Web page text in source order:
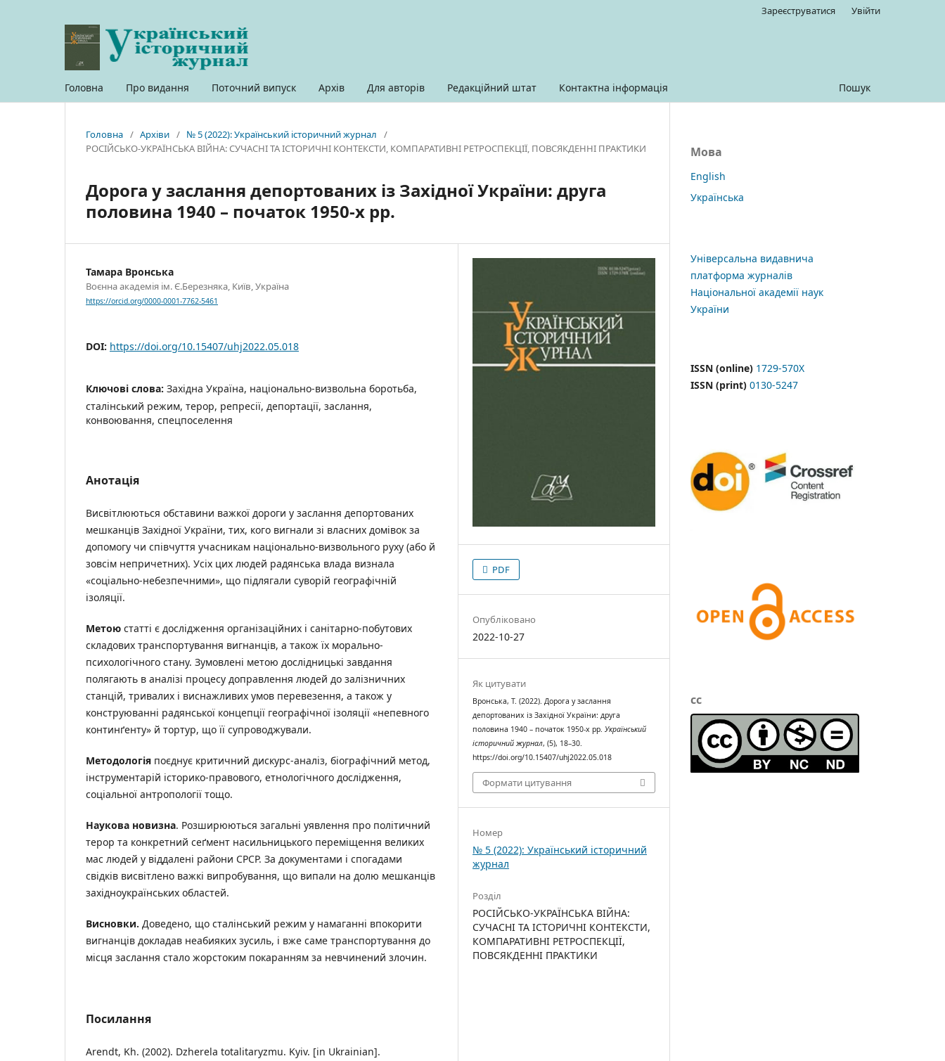
Головна Про видання Поточний випуск Архів Для авторів Редакційний штат Контактна інформація Пошук
Зареєструватися Увійти
Головна / Архіви / № 5 (2022): Український історичний журнал
/
РОСІЙСЬКО-УКРАЇНСЬКА ВІЙНА: СУЧАСНІ ТА ІСТОРИЧНІ КОНТЕКСТИ, КОМПАРАТИВНІ РЕТРОСПЕКЦІЇ, ПОВСЯКДЕННІ ПРАКТИКИ
Дорога у заслання депортованих із Західної України: друга
половина 1940 – початок 1950-х рр.
Тамара Вронська
Воєнна академія ім. Є.Березняка, Київ, Україна
https://orcid.org/0000-0001-7762-5461
DOI: https://doi.org/10.15407/uhj2022.05.018
Ключові слова: Західна Україна, національно-визвольна боротьба,
сталінський режим, терор, репресії, депортації, заслання,
конвоювання, спецпоселення
Анотація
Висвітлюються обставини важкої дороги у заслання депортованих
мешканців Західної України, тих, кого вигнали зі власних домівок за
допомогу чи співчуття учасникам національно-визвольного руху (або й
зовсім непричетних). Усіх цих людей радянська влада визнала
«соціально-небезпечними», що підлягали суворій географічній
ізоляції.
Метою статті є дослідження організаційних і санітарно-побутових
складових транспортування вигнанців, а також їх морально-
психологічного стану. Зумовлені метою дослідницькі завдання
полягають в аналізі процесу доправлення людей до залізничних
станцій, тривалих і виснажливих умов перевезення, а також у
конструюванні радянської концепції географічної ізоляції «непевного
континґенту» й тортур, що її супроводжували.
Методологія поєднує критичний дискурс-аналіз, біографічний метод,
інструментарій історико-правового, етнологічного дослідження,
соціальної антропології тощо.
Наукова новизна. Розширюються загальні уявлення про політичний
терор та конкретний сеґмент насильницького переміщення великих
мас людей у віддалені райони СРСР. За документами і спогадами
свідків висвітлено важкі випробування, що випали на долю мешканців
західноукраїнських областей.
Висновки. Доведено, що сталінський режим у намаганні впокорити
вигнанців докладав неабияких зусиль, і вже саме транспортування до
місця заслання стало жорстоким покаранням за невчинений злочин.
Посилання
Arendt, Kh. (2002). Dzherela totalitaryzmu. Kyiv. [in Ukrainian].
PDF
Опубліковано
2022-10-27
Як цитувати
Вронська, Т. (2022). Дорога у заслання
депортованих із Західної України: друга
половина 1940 – початок 1950-х рр.Український
історичний журнал, (5), 18–30.
https://doi.org/10.15407/uhj2022.05.018
Формати цитування
Номер
№ 5 (2022): Український історичний
журнал
Розділ
РОСІЙСЬКО-УКРАЇНСЬКА ВІЙНА:
СУЧАСНІ ТА ІСТОРИЧНІ КОНТЕКСТИ,
КОМПАРАТИВНІ РЕТРОСПЕКЦІЇ,
ПОВСЯКДЕННІ ПРАКТИКИ
Мова
English
Українська
Універсальна видавнича
платформа журналів
Національної академії наук
України
ISSN (online) 1729-570X
ISSN (print) 0130-5247
cc